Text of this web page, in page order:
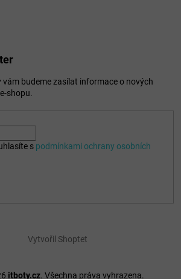
vám budeme zasílat informace o nových
shopu.
s podmínkami ochrany osobních
Vytvořil Shoptet
itboty.cz. Všechna práva vyhrazena.